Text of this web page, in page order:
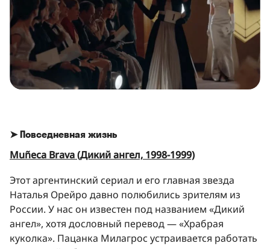
➤ Повседневная жизнь
Muñeca Brava (Дикий ангел, 1998-1999)
Этот аргентинский сериал и его главная звезда
Наталья Орейро давно полюбились зрителям из
России. У нас он известен под названием «Дикий
ангел», хотя дословный перевод — «Храбрая
куколка». Пацанка Милагрос устраивается работать